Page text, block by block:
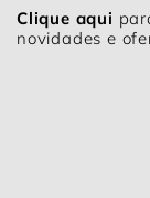
Clique aqui
novidades e